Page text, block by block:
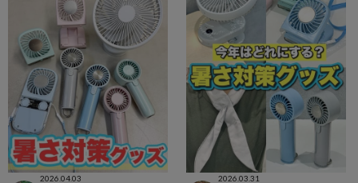
2026.04.03
2026.03.31